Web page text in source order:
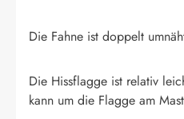
Die Fahne ist doppelt
Die Hissflagge ist relativ
kann um die Flagge am